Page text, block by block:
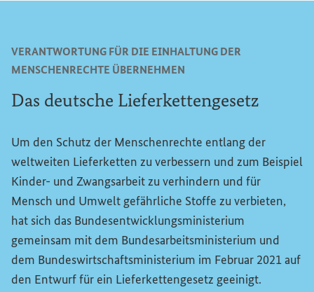
VERANTWORTUNG FÜR DIE EINHALTUNG DER
MENSCHENRECHTE ÜBERNEHMEN
Das deutsche Lieferkettengesetz
Um den Schutz der Menschenrechte entlang der
weltweiten Lieferketten zu verbessern und zum Beispiel
Kinder- und Zwangsarbeit zu verhindern und für
Mensch und Umwelt gefährliche Stoffe zu verbieten,
hat sich das Bundesentwicklungsministerium
gemeinsam mit dem Bundesarbeitsministerium und
dem Bundeswirtschaftsministerium im Februar 2021 auf
den Entwurf für ein Lieferkettengesetz geeinigt.